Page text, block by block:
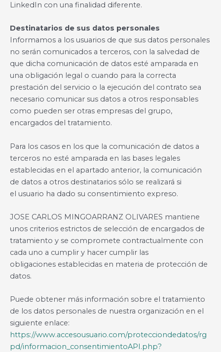
LinkedIn con una finalidad diferente.
Destinatarios de sus datos personales
Informamos a los usuarios de que sus datos personales
no serán comunicados a terceros, con la salvedad de
que dicha comunicación de datos esté amparada en
una obligación legal o cuando para la correcta
prestación del servicio o la ejecución del contrato sea
necesario comunicar sus datos a otros responsables
como pueden ser otras empresas del grupo,
encargados del tratamiento.
Para los casos en los que la comunicación de datos a
terceros no esté amparada en las bases legales
establecidas en el apartado anterior, la comunicación
de datos a otros destinatarios sólo se realizará si
el usuario ha dado su consentimiento expreso.
JOSE CARLOS MINGOARRANZ OLIVARES mantiene
unos criterios estrictos de selección de encargados de
tratamiento y se compromete contractualmente con
cada uno a cumplir y hacer cumplir las
obligaciones establecidas en materia de protección de
datos.
Puede obtener más información sobre el tratamiento
de los datos personales de nuestra organización en el
siguiente enlace:
https://www.accesousuario.com/protecciondedatos/rg
pd/informacion_consentimientoAPI.php?